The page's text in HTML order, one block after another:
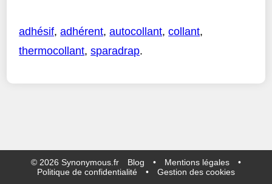
adhésif,adhérent,autocollant,collant,
thermocollant,sparadrap.
© 2026 Synonymous.fr Blog • Mentions légales
•
Politique de confidentialité
• Gestion des cookies